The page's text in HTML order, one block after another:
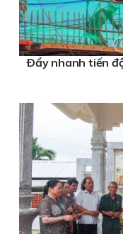
Ðẩy nhanh tiến